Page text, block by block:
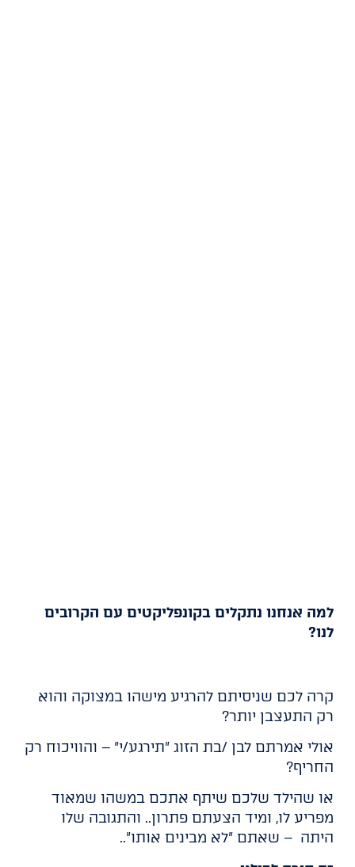
למה אנחנו נתקלים בקונפליקטים עם הקרובים
לנו?
קרה לכם שניסיתם להרגיע מישהו במצוקה והוא
רק התעצבן יותר?
אולי אמרתם לבן /בת הזוג "תירגע/י" – והוויכוח רק
החריף?
או שהילד שלכם שיתף אתכם במשהו שמאוד
מפריע לו, ומיד הצעתם פתרון.. והתגובה שלו
היתה – שאתם "לא מבינים אותו"..